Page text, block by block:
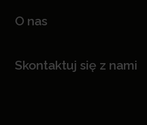
O nas
Skontaktuj się z nami